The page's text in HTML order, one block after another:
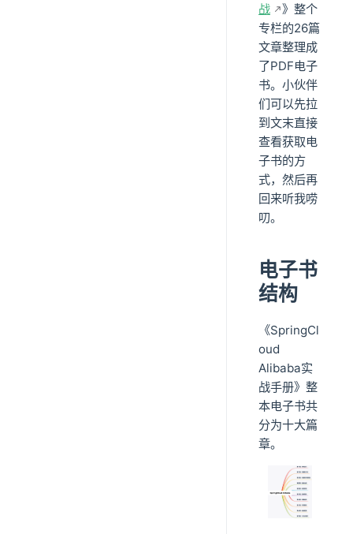
战
》整个
专栏的26篇
文章整理成
了PDF电子
书。小伙伴
们可以先拉
到文末直接
查看获取电
子书的方
式，然后再
回来听我唠
叨。
电子书
结构
《SpringCl
oud
Alibaba实
战手册》整
本电子书共
分为十大篇
章。